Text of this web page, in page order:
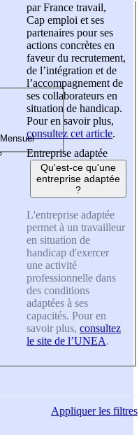
par France travail,
Cap emploi et ses
partenaires pour ses
actions concrètes en
faveur du recrutement,
de l’intégration et de
l’accompagnement de
ses collaborateurs en
situation de handicap.
Pour en savoir plus,
consultez cet article.
Entreprise adaptée
Qu'est-ce qu'une
entreprise adaptée
?
L'entreprise adaptée
permet à un travailleur
en situation de
handicap d'exercer
une activité
professionnelle dans
des conditions
adaptées à ses
capacités. Pour en
savoir plus, consultez
le site de l’UNEA.
Appliquerles filtres